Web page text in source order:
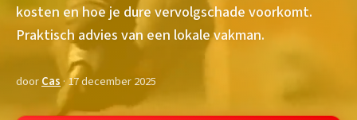
kosten en hoe je dure vervolgschade voorkomt.
Praktisch advies van een lokale vakman.
doorCas · 17 december 2025